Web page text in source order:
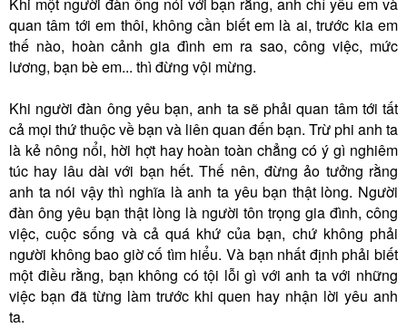
quan tâm tới em thôi, không cần biết em là ai, trước kia em
thế nào, hoàn cảnh gia đình em ra sao, công việc, mức
lương, bạn bè em... thì đừng vội mừng.
Khi người đàn ông yêu bạn, anh ta sẽ phải quan tâm tới tất
cả mọi thứ thuộc về bạn và liên quan đến bạn. Trừ phi anh ta
là kẻ nông nổi, hời hợt hay hoàn toàn chẳng có ý gì nghiêm
túc hay lâu dài với bạn hết. Thế nên, đừng ảo tưởng rằng
anh ta nói vậy thì nghĩa là anh ta yêu bạn thật lòng. Người
đàn ông yêu bạn thật lòng là người tôn trọng gia đình, công
việc, cuộc sống và cả quá khứ của bạn, chứ không phải
người không bao giờ cố tìm hiểu. Và bạn nhất định phải biết
một điều rằng, bạn không có tội lỗi gì với anh ta với những
việc bạn đã từng làm trước khi quen hay nhận lời yêu anh
ta.